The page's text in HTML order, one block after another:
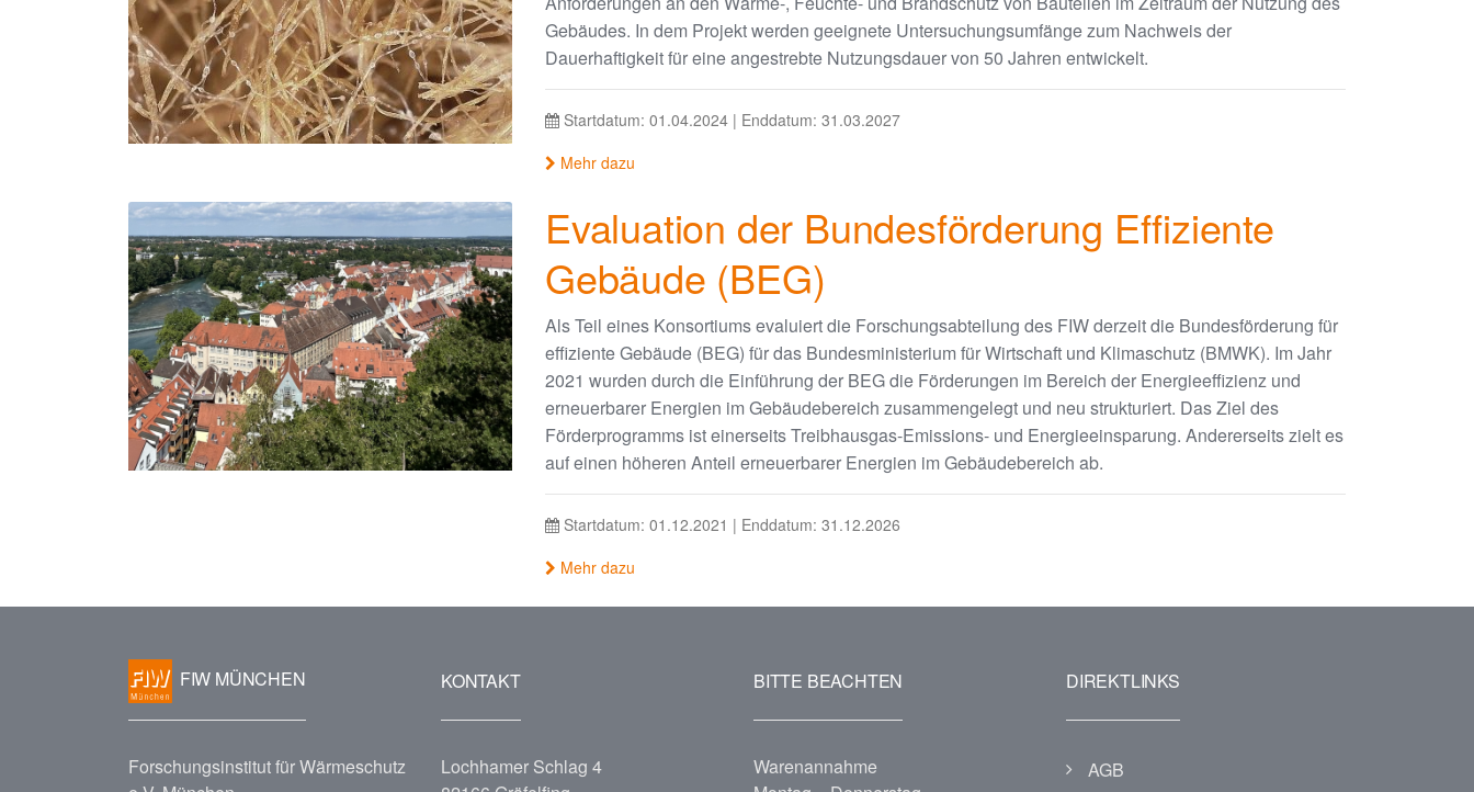
Gebäudes. In dem Projekt werden geeignete Untersuchungsumfänge zum Nachweis der
Dauerhaftigkeit für eine angestrebte Nutzungsdauer von 50 Jahren entwickelt.
Startdatum: 01.04.2024 | Enddatum: 31.03.2027
Mehr dazu
Evaluation der Bundesförderung Effiziente
Gebäude (BEG)
Als Teil eines Konsortiums evaluiert die Forschungsabteilung des FIW derzeit die Bundesförderung für
effiziente Gebäude (BEG) für das Bundesministerium für Wirtschaft und Klimaschutz (BMWK). Im Jahr
2021 wurden durch die Einführung der BEG die Förderungen im Bereich der Energieeffizienz und
erneuerbarer Energien im Gebäudebereich zusammengelegt und neu strukturiert. Das Ziel des
Förderprogramms ist einerseits Treibhausgas-Emissions- und Energieeinsparung. Andererseits zielt es
auf einen höheren Anteil erneuerbarer Energien im Gebäudebereich ab.
Startdatum: 01.12.2021 | Enddatum: 31.12.2026
Mehr dazu
FIW MÜNCHEN
Forschungsinstitut für Wärmeschutz
KONTAKT
Lochhamer Schlag 4
BITTE BEACHTEN
Warenannahme
DIREKTLINKS
AGB